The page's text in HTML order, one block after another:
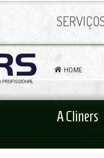
HOME
A Cliners